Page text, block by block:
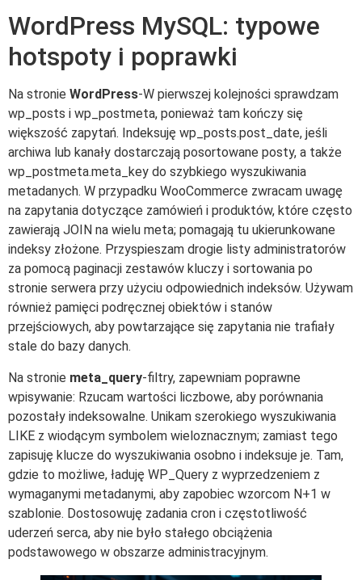
WordPress MySQL: typowe
hotspoty i poprawki
Na stronie WordPress-W pierwszej kolejności sprawdzam
wp_posts i wp_postmeta, ponieważ tam kończy się
większość zapytań. Indeksuję wp_posts.post_date, jeśli
archiwa lub kanały dostarczają posortowane posty, a także
wp_postmeta.meta_key do szybkiego wyszukiwania
metadanych. W przypadku WooCommerce zwracam uwagę
na zapytania dotyczące zamówień i produktów, które często
zawierają JOIN na wielu meta; pomagają tu ukierunkowane
indeksy złożone. Przyspieszam drogie listy administratorów
za pomocą paginacji zestawów kluczy i sortowania po
stronie serwera przy użyciu odpowiednich indeksów. Używam
również pamięci podręcznej obiektów i stanów
przejściowych, aby powtarzające się zapytania nie trafiały
stale do bazy danych.
Na stronie meta_query-filtry, zapewniam poprawne
wpisywanie: Rzucam wartości liczbowe, aby porównania
pozostały indeksowalne. Unikam szerokiego wyszukiwania
LIKE z wiodącym symbolem wieloznacznym; zamiast tego
zapisuję klucze do wyszukiwania osobno i indeksuje je. Tam,
gdzie to możliwe, ładuję WP_Query z wyprzedzeniem z
wymaganymi metadanymi, aby zapobiec wzorcom N+1 w
szablonie. Dostosowuję zadania cron i częstotliwość
uderzeń serca, aby nie było stałego obciążenia
podstawowego w obszarze administracyjnym.